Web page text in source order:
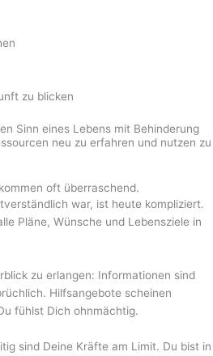
zu blicken
Sinn eines Lebens mit Behinderung
neu zu erfahren und nutzen zu
oft überraschend.
war, ist heute kompliziert.
Pläne, Wünsche und Lebensziele in
zu erlangen: Informationen sind
Hilfsangebote scheinen
fühlst Dich ohnmächtig.
sind Deine Kräfte am Limit. Du bist in